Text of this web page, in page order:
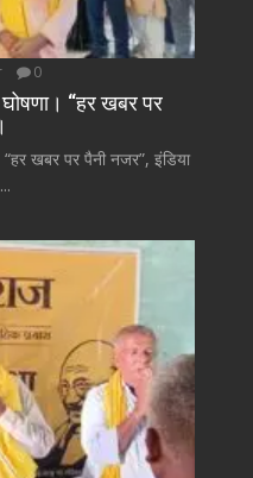
0
“हर खबर पर
खबर पर पैनी नजर”, इंडिया